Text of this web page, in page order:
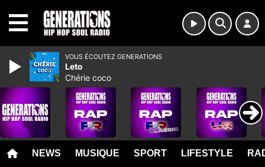
NEWS MUSIQUE SPORT LIFESTYLE
VOUS ÉCOUTEZ GENERATIONS
Leto
Chérie coco